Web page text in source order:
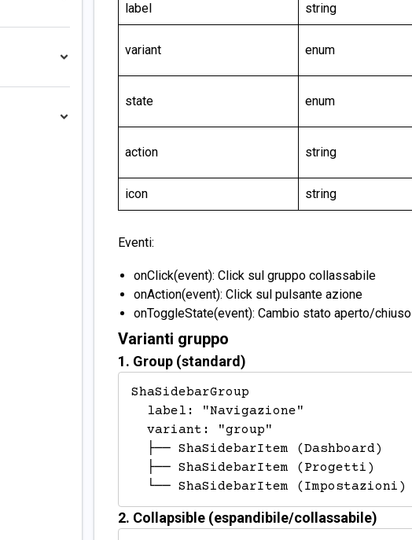
label string
variant enum
state enum
action string
icon string
Eventi:
onClick(event): Click sul gruppo collassabile
onAction(event): Click sul pulsante azione
onToggleState(event): Cambio stato aperto/chiuso
Varianti gruppo
1. Group (standard)
ShaSidebarGroup
label: "Navigazione"
variant: "group"
├── ShaSidebarItem (Dashboard)
├── ShaSidebarItem (Progetti)
└── ShaSidebarItem (Impostazioni)
2. Collapsible (espandibile/collassabile)